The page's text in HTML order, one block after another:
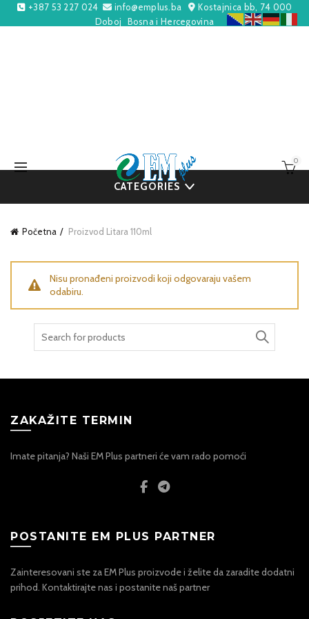
+387 53 227 024 info@emplus.ba
Kostajnica bb, 74 000
Doboj
Bosna i Hercegovina
0
CATEGORIES
Početna Proizvod Litara 110ml
Nisu pronađeni proizvodi koji odgovaraju vašem
odabiru.
ZAKAŽITE TERMIN
Imate pitanja? Naši EM Plus partneri će vam rado pomoći
POSTANITE EM PLUS PARTNER
Zainteresovani ste za EM Plus proizvode i želite da zaradite dodatni
prihod. Kontaktirajte nas i postanite naš partner